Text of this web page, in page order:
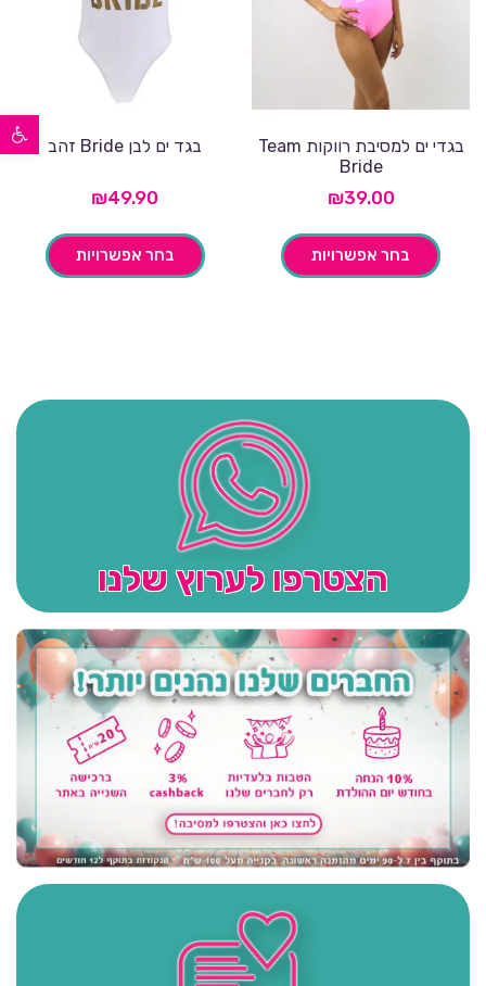
פתח סרגל נגישות
בגדי ים למסיבת רווקות Team
Bride
₪39.00
בחר אפשרויות
בגד ים לבן Bride זהב
₪49.90
בחר אפשרויות
הצטרפו לערוץ שלנו